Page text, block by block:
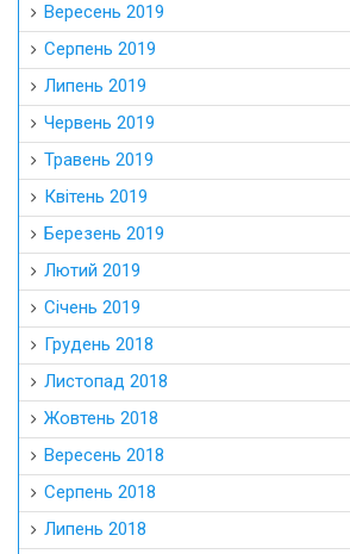
Вересень 2019
Серпень 2019
Липень 2019
Червень 2019
Травень 2019
Квітень 2019
Березень 2019
Лютий 2019
Січень 2019
Грудень 2018
Листопад 2018
Жовтень 2018
Вересень 2018
Серпень 2018
Липень 2018